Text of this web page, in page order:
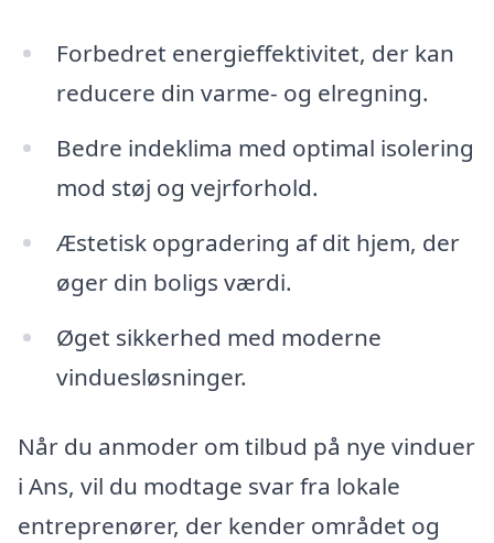
Forbedret energieffektivitet, der kan
reducere din varme- og elregning.
Bedre indeklima med optimal isolering
mod støj og vejrforhold.
Æstetisk opgradering af dit hjem, der
øger din boligs værdi.
Øget sikkerhed med moderne
vinduesløsninger.
Når du anmoder om tilbud på nye vinduer
i Ans, vil du modtage svar fra lokale
entreprenører, der kender området og